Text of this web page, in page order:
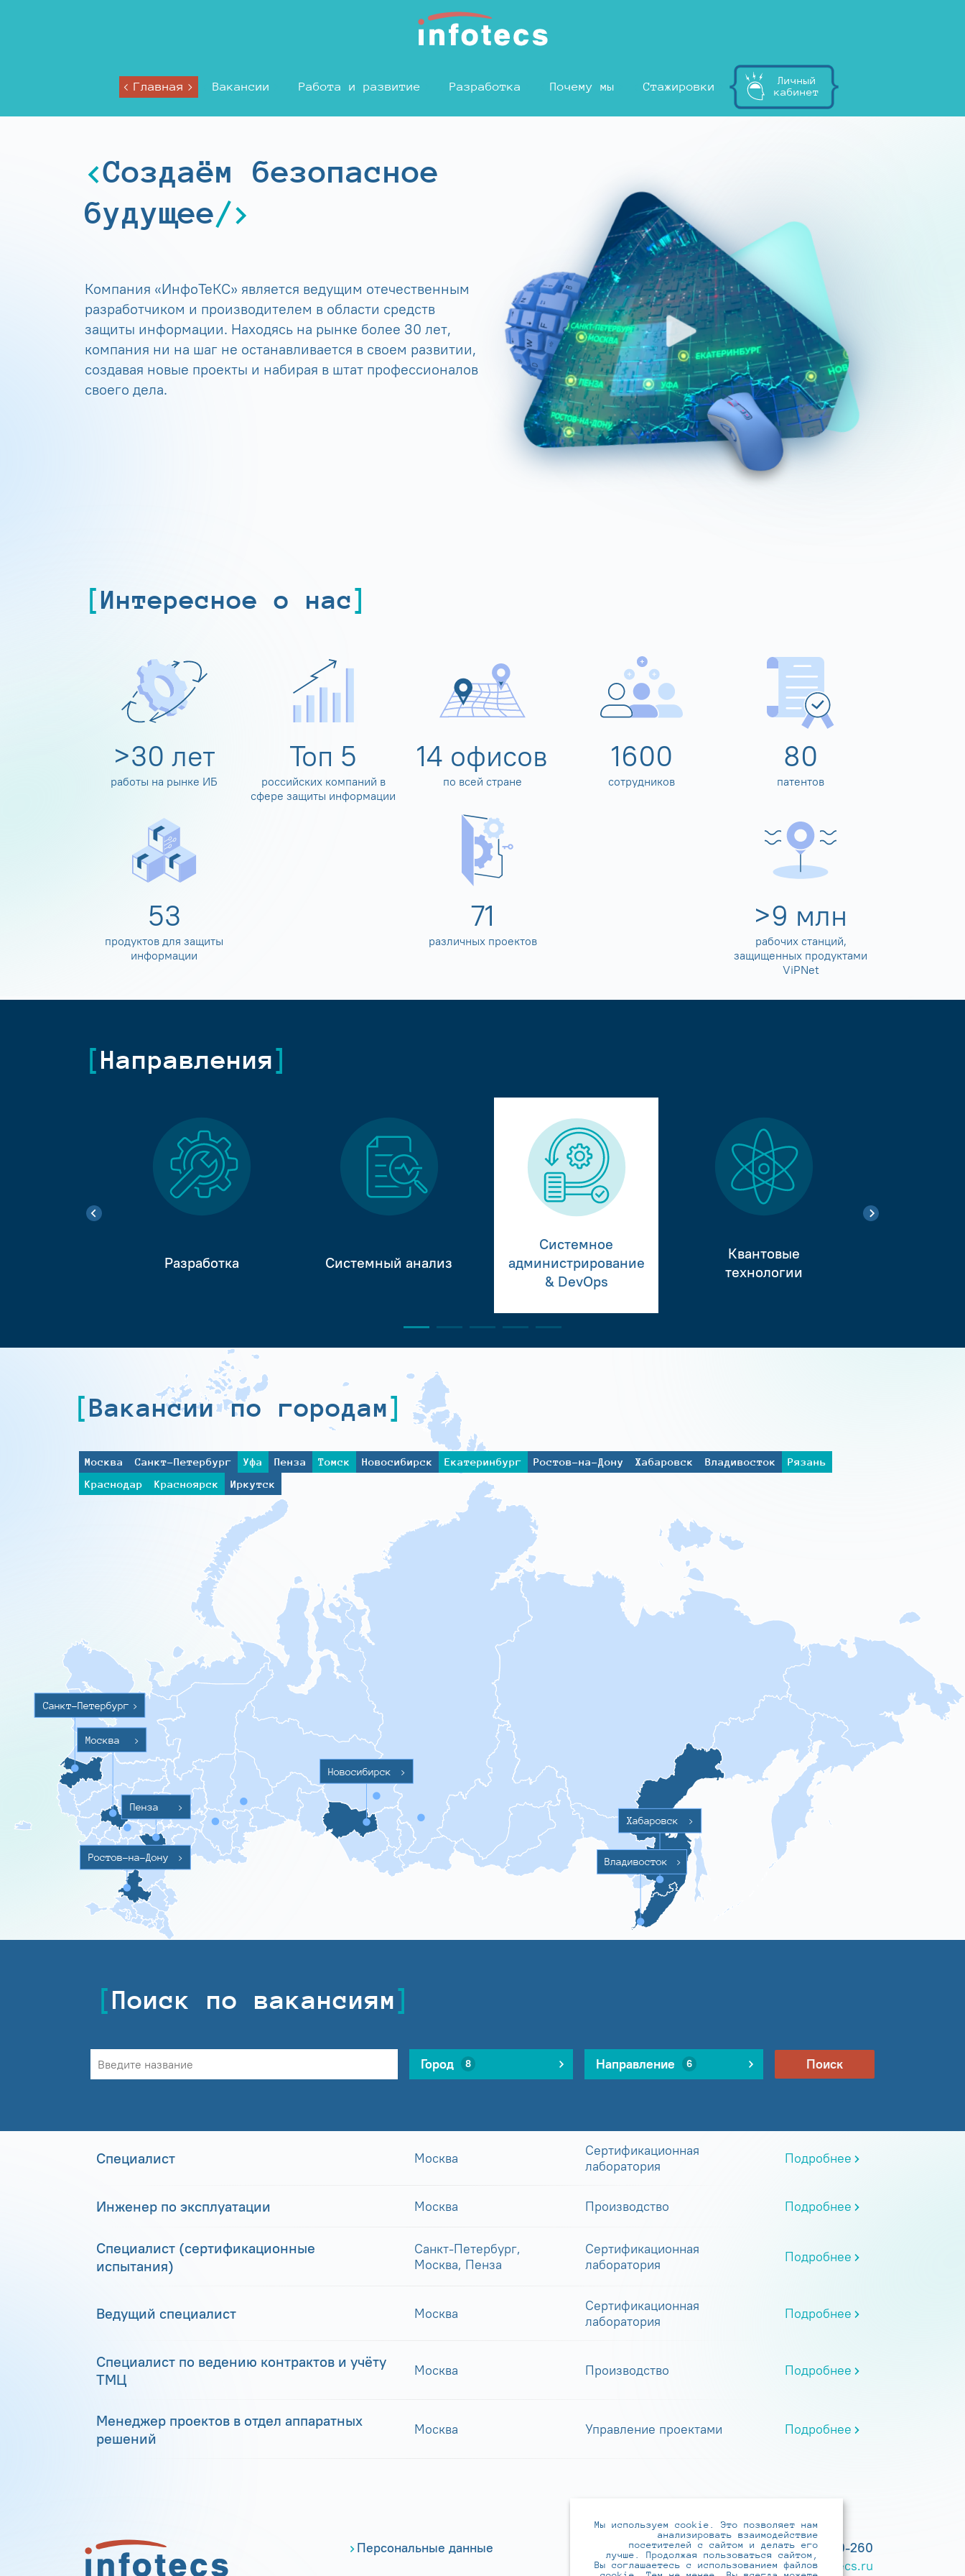
Главная Вакансии Работа и развитие Разработка Почему мы Стажировки
Личный
кабинет
Создаём безопасное
будущее
Компания «ИнфоТеКС» является ведущим отечественным
разработчиком и производителем в области средств
защиты информации. Находясь на рынке более 30 лет,
компания ни на шаг не останавливается в своем развитии,
создавая новые проекты и набирая в штат профессионалов
своего дела.
Интересное о нас
>30 лет
работы на рынке ИБ
Топ 5
российских компаний в
сфере защиты информации
14 офисов
по всей стране
1600
сотрудников
80
патентов
60
продуктов для защиты
информации
80
различных проектов
>10 млн
рабочих станций,
защищенных продуктами
ViPNet
Направления
Разработка Системный анализ
Системное
администрирование
& DevOps
Квантовые
технологии
Вакансии по городам
Москва Санкт-Петербург Уфа Пенза Томск Новосибирск Екатеринбург Ростов-на-Дону Хабаровск Владивосток
Рязань
Краснодар
Красноярск Иркутск
Санкт-Петербург >
Москва >
Ростов-на-Дону >
Пенза >
Новосибирск >
Хабаровск >
Владивосток >
Поиск по вакансиям
Город 8 Направление 6 Поиск
Специалист Москва
Сертификационная
лаборатория
Подробнее
Инженер по эксплуатации Москва Производство Подробнее
Специалист (сертификационные
испытания)
Санкт-Петербург,
Москва, Пенза
Сертификационная
лаборатория
Подробнее
Ведущий специалист Москва
Сертификационная
лаборатория
Подробнее
Специалист по ведению контрактов и учёту
ТМЦ
Москва Производство Подробнее
Менеджер проектов в отдел аппаратных
решений
Москва Управление проектами Подробнее
Персональные данные
+7 (495) 737-6192, 8-800-250-0-260
practice@infotecs.ru ,hr@infotecs.ru
Мы используем cookie. Это позволяет нам
анализировать взаимодействие
посетителей с сайтом и делать его
лучше. Продолжая пользоваться сайтом,
Вы соглашаетесь с использованием файлов